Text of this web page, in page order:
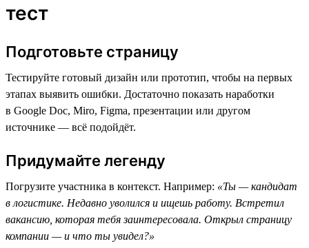
тест
Подготовьте страницу
Тестируйте готовый дизайн или прототип, чтобы на первых
этапах выявить ошибки. Достаточно показать наработки
в Google Doc, Miro, Figma, презентации или другом
источнике — всё подойдёт.
Придумайте легенду
Погрузите участника в контекст. Например: «Ты — кандидат
в логистике. Недавно уволился и ищешь работу. Встретил
вакансию, которая тебя заинтересовала. Открыл страницу
компании — и что ты увидел?»